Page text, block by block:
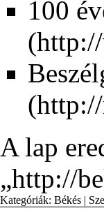
100
A lap
„http://
Kategóriák: Békés |